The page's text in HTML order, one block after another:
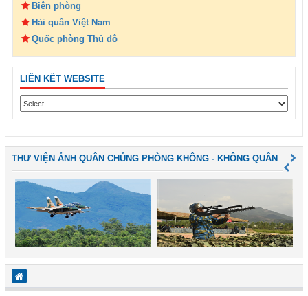
Biên phòng
Hải quân Việt Nam
Quốc phòng Thủ đô
LIÊN KẾT WEBSITE
THƯ VIỆN ẢNH QUÂN CHỦNG PHÒNG KHÔNG - KHÔNG QUÂN